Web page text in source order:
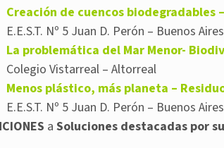
Creación de cuencos biodegradables
E.E.S.T. Nº 5 Juan D. Perón – Buenos Aires
La problemática del Mar Menor-
Colegio Vistarreal – Altorreal
Menos plástico, más planeta –
E.E.S.T. Nº 5 Juan D. Perón – Buenos Aires
a Soluciones destacadas por su